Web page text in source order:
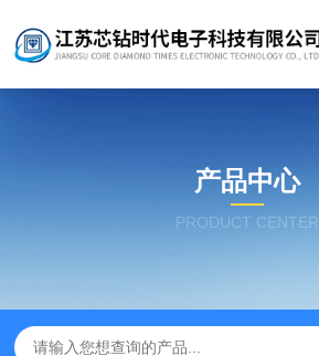
产品中心
PRODUCT CENTER